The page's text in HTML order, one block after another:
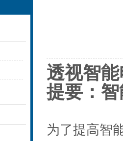
透视智
提要：
为了提高智